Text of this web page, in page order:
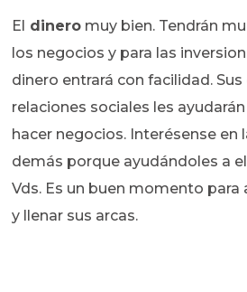
El dinero muy bien. Tendrán
los negocios y para las
dinero entrará con facilidad.
relaciones sociales les
hacer negocios. Interésense en
demás porque ayudándoles a
Vds. Es un buen momento para
y llenar sus arcas.